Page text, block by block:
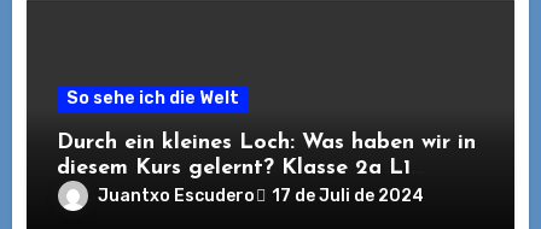
So sehe ich die Welt
Durch ein kleines Loch: Was haben wir in
diesem Kurs gelernt? Klasse 2a L1
Deutsch. 2023/2024
Juantxo Escudero 17 de Juli de 2024